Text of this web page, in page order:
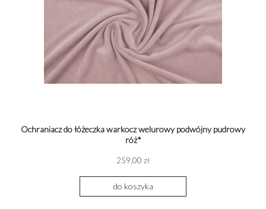
Ochraniacz do łóżeczka warkocz welurowy podwójny pudrowy
róż*
259,00 zł
do koszyka